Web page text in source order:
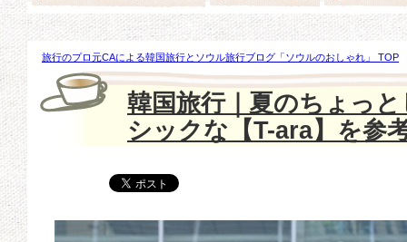
旅行のプロ元CAによる韓国旅行とソウル旅行ブログ「ソウルのおしゃれ」 TOP
かけには、シックな【T-ara】を参考にしましょう♪
韓国旅行｜夏のちょっ
シックな【T-ara】を参